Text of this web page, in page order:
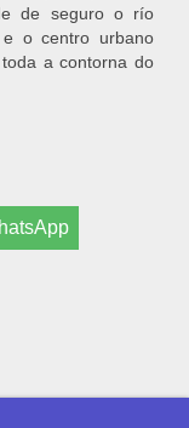
de seguro o río
o centro urbano
a contorna do